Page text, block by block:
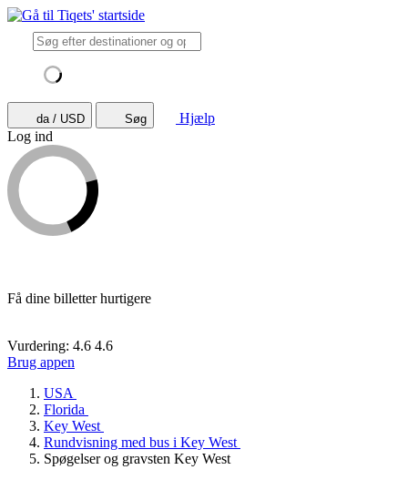
da / USD Søg
Hjælp
Log ind
Få dine billetter hurtigere
Vurdering: 4.6 4.6
Brug appen
USA
Florida
Key West
Rundvisning med bus i Key West
Spøgelser og gravsten Key West